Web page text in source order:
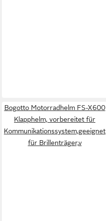
Bogotto Motorradhelm FS-X600
Klapphelm, vorbereitet für
Kommunikationssystem,geeignet
für Brillenträger,v